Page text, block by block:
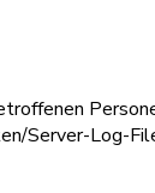
Server-Log-